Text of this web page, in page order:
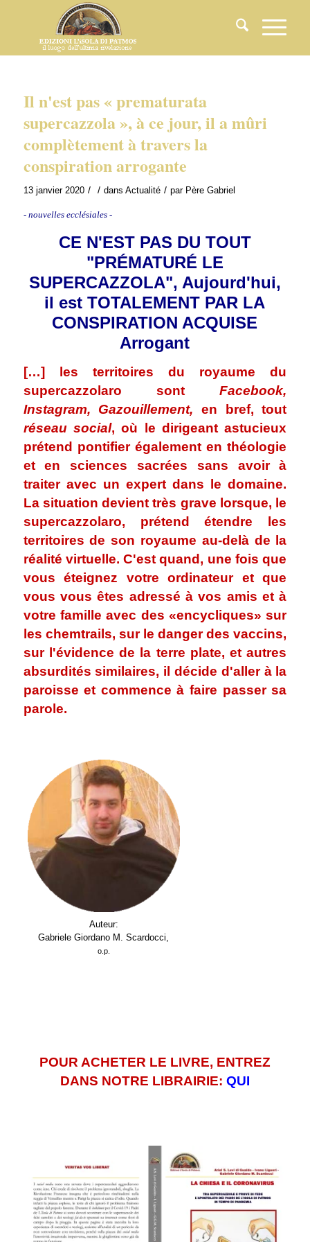
Il n'est pas « prematurata
supercazzola », à ce jour, il a mûri
complètement à travers la
conspiration arrogante
13 janvier 2020 / / dans Actualité / par Père Gabriel
- nouvelles ecclésiales -
CE N'EST PAS DU TOUT
"PRÉMATURÉ LE
SUPERCAZZOLA", Aujourd'hui,
il est TOTALEMENT PAR LA
CONSPIRATION ACQUISE
Arrogant
[…] les territoires du royaume du
supercazzolaro sontFacebook,
Instagram, Gazouillement, en bref, tout
réseau social, où le dirigeant astucieux
prétend pontifier également en théologie
et en sciences sacrées sans avoir à
traiter avec un expert dans le domaine.
La situation devient très grave lorsque, le
supercazzolaro, prétend étendre les
territoires de son royaume au-delà de la
réalité virtuelle. C'est quand, une fois que
vous éteignez votre ordinateur et que
vous vous êtes adressé à vos amis et à
votre famille avec des «encycliques» sur
les chemtrails, sur le danger des vaccins,
sur l'évidence de la terre plate, et autres
absurdités similaires, il décide d'aller à la
paroisse et commence à faire passer sa
parole.
Auteur:
Gabriele Giordano M. Scardocci,
o.p.
POUR ACHETER LE LIVRE, ENTREZ
DANS NOTRE LIBRAIRIE: QUI